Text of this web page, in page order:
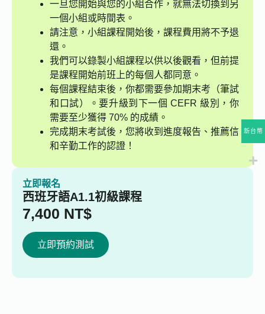
一旦您開始與您的小組合作，就無法切換到另
一個小組或時間表。
請注意，小組課程開始後，課程費用將不予退
還。
我們可以錄製小組課程以供以後觀看，但前提
是課程開始前班上的每個人都同意。
每個課程結束後，你都需要參加期末考（筆試
和口試）。要升級到下一個 CEFR 級別，你
需要至少獲得 70% 的成績。
完成期末考試後，您將收到進度報告、推薦信
和辛勤工作的認證！
立即報名
西班牙語A1.1初級課程
7,400 NT$
立即預約測試
新台幣